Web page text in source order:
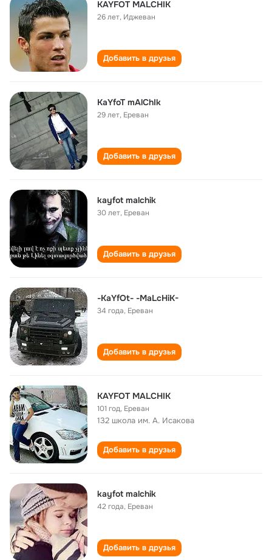
KAYFOT MALCHIK
26 лет, Иджеван
Добавить в друзья
KaYfoT mAlChIk
29 лет, Ереван
Добавить в друзья
kayfot malchik
30 лет, Ереван
Добавить в друзья
-KaYfOt- -MaLcHiK-
34 года, Ереван
Добавить в друзья
KAYFOT MALCHIK
101 год, Ереван
132 школа им. А. Исакова
Добавить в друзья
kayfot malchik
42 года, Ереван
Добавить в друзья